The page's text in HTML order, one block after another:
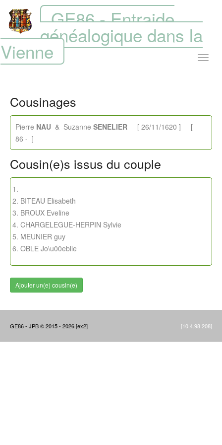
GE86 - Entraide
généalogique dans la
Vienne
Cousinages
Pierre NAU & Suzanne SENELIER [ 26/11/1620 ] [
86 - ]
Cousin(e)s issus du couple
BITEAU Elisabeth
BROUX Eveline
CHARGELEGUE-HERPIN Sylvie
MEUNIER guy
OBLE Jo\u00eblle
Ajouter un(e) cousin(e)
GE86 - JPB © 2015 - 2026 [ex2] [10.4.98.208]